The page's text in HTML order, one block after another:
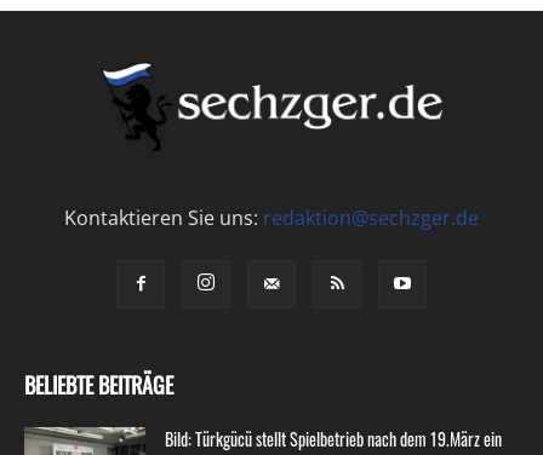
Kontaktieren Sie uns: redaktion@sechzger.de
BELIEBTE BEITRÄGE
Bild: Türkgücü stellt Spielbetrieb nach dem 19.März ein